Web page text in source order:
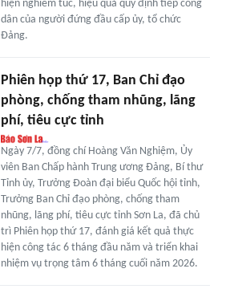
hiện nghiêm túc, hiệu quả quy định tiếp công
dân của người đứng đầu cấp ủy, tổ chức
Đảng.
Phiên họp thứ 17, Ban Chỉ đạo
phòng, chống tham nhũng, lãng
phí, tiêu cực tỉnh
Ngày 7/7, đồng chí Hoàng Văn Nghiệm, Ủy
viên Ban Chấp hành Trung ương Đảng, Bí thư
Tỉnh ủy, Trưởng Đoàn đại biểu Quốc hội tỉnh,
Trưởng Ban Chỉ đạo phòng, chống tham
nhũng, lãng phí, tiêu cực tỉnh Sơn La, đã chủ
trì Phiên họp thứ 17, đánh giá kết quả thực
hiện công tác 6 tháng đầu năm và triển khai
nhiệm vụ trọng tâm 6 tháng cuối năm 2026.